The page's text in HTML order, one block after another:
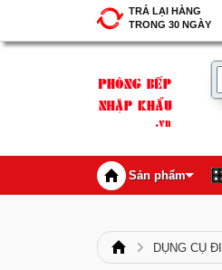
TRẢ LẠI HÀNG
TRONG 30 NGÀY
Sản phẩm
DỤNG CỤ